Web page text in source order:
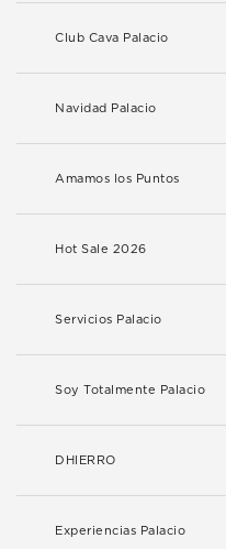
Club Cava Palacio
Navidad Palacio
Amamos los Puntos
Hot Sale 2026
Servicios Palacio
Soy Totalmente Palacio
DHIERRO
Experiencias Palacio